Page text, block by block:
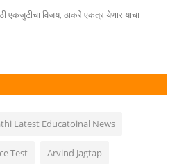
एकजुटीचा विजय, ठाकरे एकत्र येणार याचा
Latest Educatoinal News
Test Arvind Jagtap